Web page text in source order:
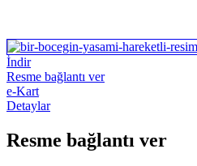
İndir
Resme bağlantı ver
e-Kart
Detaylar
Resme bağlantı ver